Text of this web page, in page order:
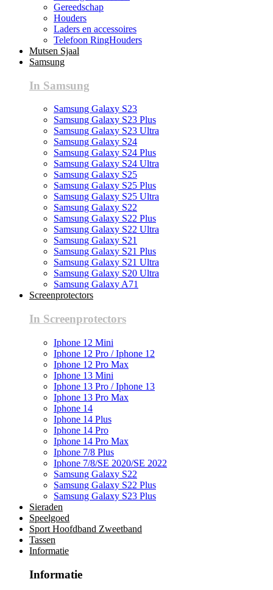
Gereedschap
Houders
Laders en accessoires
Telefoon RingHouders
Mutsen Sjaal
Samsung
In Samsung
Samsung Galaxy S23
Samsung Galaxy S23 Plus
Samsung Galaxy S23 Ultra
Samsung Galaxy S24
Samsung Galaxy S24 Plus
Samsung Galaxy S24 Ultra
Samsung Galaxy S25
Samsung Galaxy S25 Plus
Samsung Galaxy S25 Ultra
Samsung Galaxy S22
Samsung Galaxy S22 Plus
Samsung Galaxy S22 Ultra
Samsung Galaxy S21
Samsung Galaxy S21 Plus
Samsung Galaxy S21 Ultra
Samsung Galaxy S20 Ultra
Samsung Galaxy A71
Screenprotectors
In Screenprotectors
Iphone 12 Mini
Iphone 12 Pro / Iphone 12
Iphone 12 Pro Max
Iphone 13 Mini
Iphone 13 Pro / Iphone 13
Iphone 13 Pro Max
Iphone 14
Iphone 14 Plus
Iphone 14 Pro
Iphone 14 Pro Max
Iphone 7/8 Plus
Iphone 7/8/SE 2020/SE 2022
Samsung Galaxy S22
Samsung Galaxy S22 Plus
Samsung Galaxy S23 Plus
Sieraden
Speelgoed
Sport Hoofdband Zweetband
Tassen
Informatie
Informatie